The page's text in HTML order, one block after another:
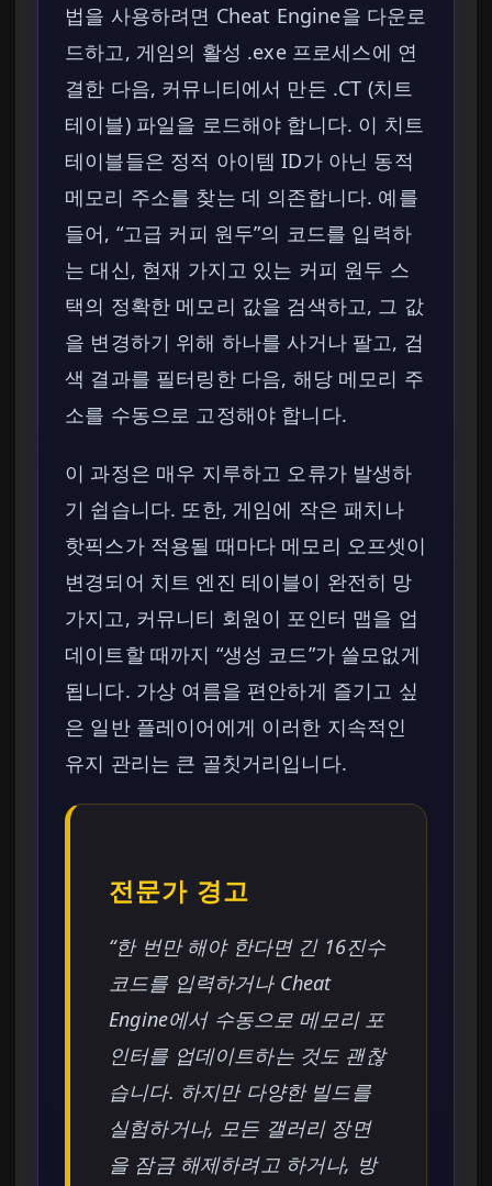
법을 사용하려면 Cheat Engine을 다운로
드하고, 게임의 활성 .exe 프로세스에 연
결한 다음, 커뮤니티에서 만든 .CT (치트
테이블) 파일을 로드해야 합니다. 이 치트
테이블들은 정적 아이템 ID가 아닌 동적
메모리 주소를 찾는 데 의존합니다. 예를
들어, “고급 커피 원두”의 코드를 입력하
는 대신, 현재 가지고 있는 커피 원두 스
택의 정확한 메모리 값을 검색하고, 그 값
을 변경하기 위해 하나를 사거나 팔고, 검
색 결과를 필터링한 다음, 해당 메모리 주
소를 수동으로 고정해야 합니다.
이 과정은 매우 지루하고 오류가 발생하
기 쉽습니다. 또한, 게임에 작은 패치나
핫픽스가 적용될 때마다 메모리 오프셋이
변경되어 치트 엔진 테이블이 완전히 망
가지고, 커뮤니티 회원이 포인터 맵을 업
데이트할 때까지 “생성 코드”가 쓸모없게
됩니다. 가상 여름을 편안하게 즐기고 싶
은 일반 플레이어에게 이러한 지속적인
유지 관리는 큰 골칫거리입니다.
전문가 경고
“한 번만 해야 한다면 긴 16진수
코드를 입력하거나 Cheat
Engine에서 수동으로 메모리 포
인터를 업데이트하는 것도 괜찮
습니다. 하지만 다양한 빌드를
실험하거나, 모든 갤러리 장면
을 잠금 해제하려고 하거나, 방